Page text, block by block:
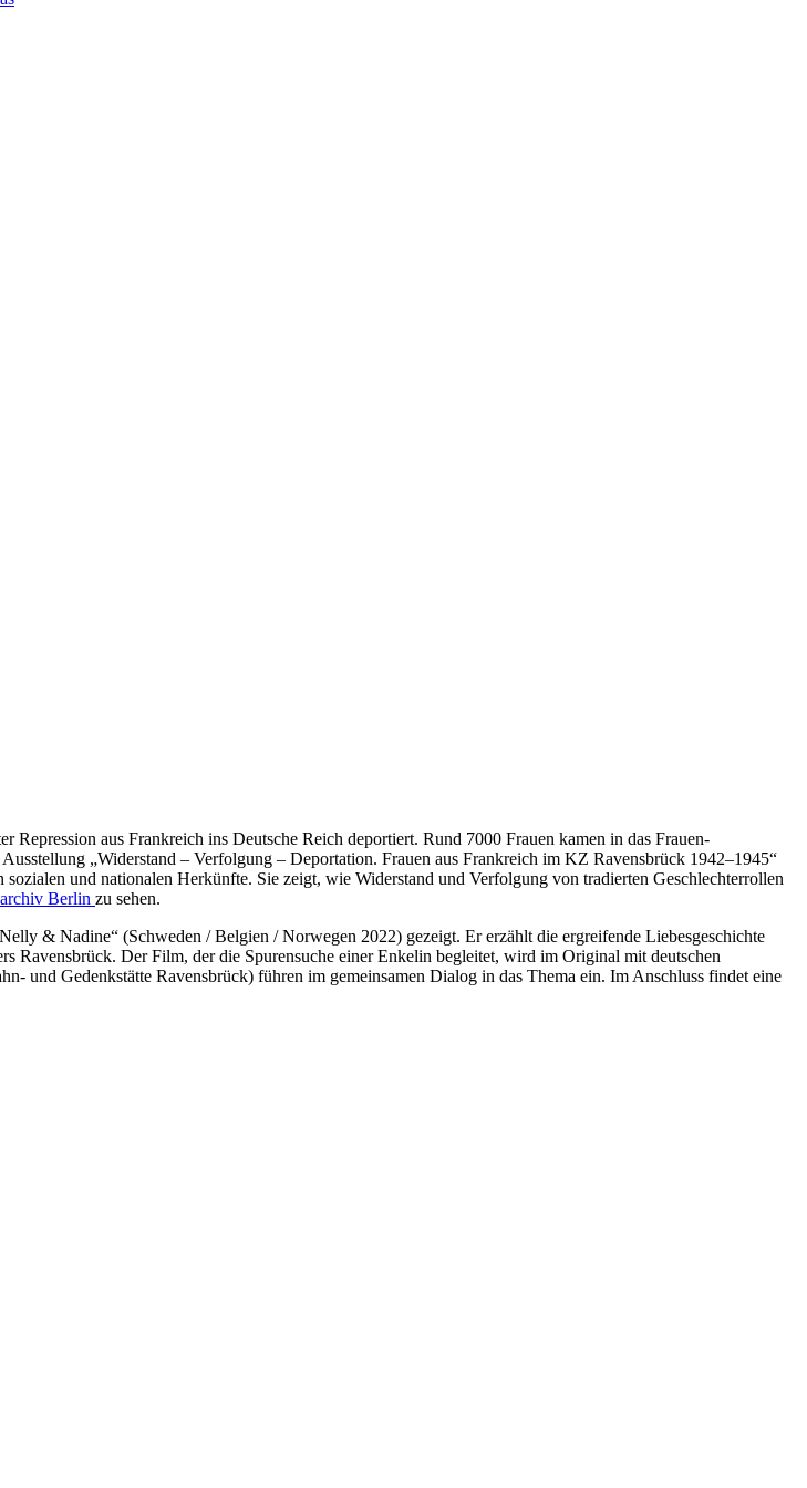
aus Frankreich ins Deutsche Reich deportiert. Rund 7000 Frauen kamen in das Frauen-
„Widerstand – Verfolgung – Deportation. Frauen aus Frankreich im KZ Ravensbrück 1942–1945“
und nationalen Herkünfte. Sie zeigt, wie Widerstand und Verfolgung von tradierten Geschlechterrollen
Berlin zu sehen.
& Nadine“ (Schweden / Belgien / Norwegen 2022) gezeigt. Er erzählt die ergreifende Liebesgeschichte
Ravensbrück. Der Film, der die Spurensuche einer Enkelin begleitet, wird im Original mit deutschen
und Gedenkstätte Ravensbrück) führen im gemeinsamen Dialog in das Thema ein. Im Anschluss findet eine